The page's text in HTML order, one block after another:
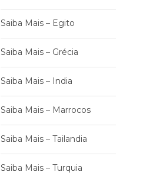
Saiba Mais – Egito
Saiba Mais – Grécia
Saiba Mais – India
Saiba Mais – Marrocos
Saiba Mais – Tailandia
Saiba Mais – Turquia